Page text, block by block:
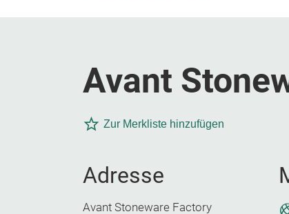
Avant
Zur Merkliste hinzufügen
Adresse
Avant Stoneware Factory